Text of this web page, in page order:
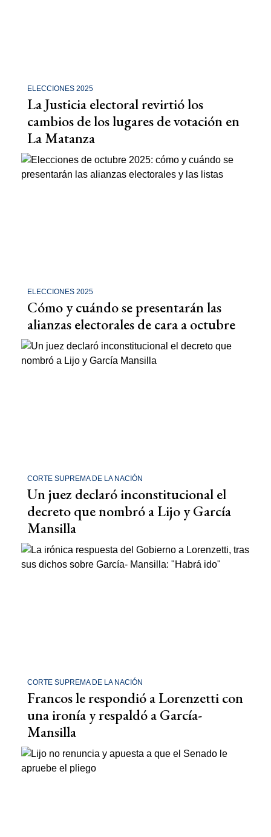
ELECCIONES 2025
La Justicia electoral revirtió los
cambios de los lugares de votación en
La Matanza
ELECCIONES 2025
Cómo y cuándo se presentarán las
alianzas electorales de cara a octubre
CORTE SUPREMA DE LA NACIÓN
Un juez declaró inconstitucional el
decreto que nombró a Lijo y García
Mansilla
CORTE SUPREMA DE LA NACIÓN
Francos le respondió a Lorenzetti con
una ironía y respaldó a García-
Mansilla